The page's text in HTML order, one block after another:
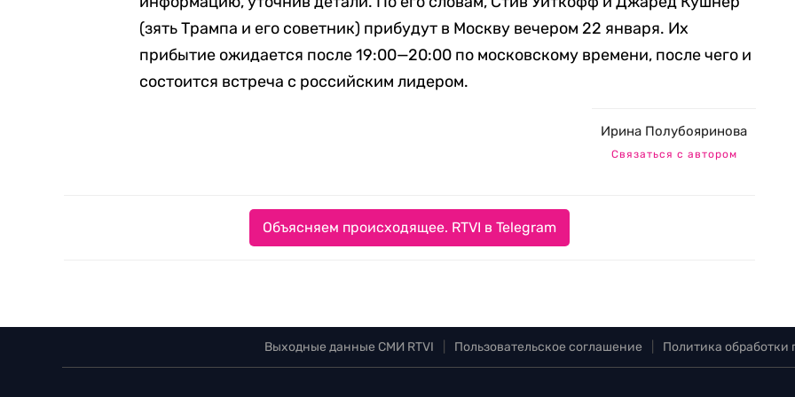
(зять Трампа и его советник) прибудут в Москву вечером 22 января. Их
прибытие ожидается после 19:00—20:00 по московскому времени, после чего и
состоится встреча с российским лидером.
Ирина Полубояринова
Связаться с автором
Объясняем происходящее. RTVI в Telegram
Выходные данные СМИ RTVI Пользовательское соглашение Политика